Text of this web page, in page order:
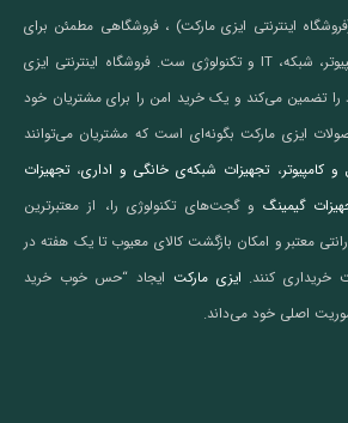
اینترنتی ایزی مارکت) ، فروشگاهی مطمئن برای
خرید آسان کالاهای بازار کامپیوتر، شبکه، IT و تکنولوژی ست. فروشگاه اینترنتی ایزی
تضمین می‌کند و یک خرید امن را برای مشتریان خود
ایزی مارکت بگونه‌ای است که مشتریان می‌توانند
و کامپیوتر،تجهیزات شبکه‌ی خانگی و اداری،تجهیزات
گیمینگ و گجت‌های تکنولوژی را، از معتبرترین
معتبر و امکان بازگشت کالای معیوب تا یک هفته در
خریداری کنند. ایزی مارکت ایجاد “حس خوب خرید
اصلی خود می‌داند.